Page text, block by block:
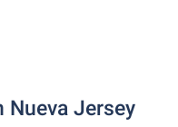
Nueva Jersey